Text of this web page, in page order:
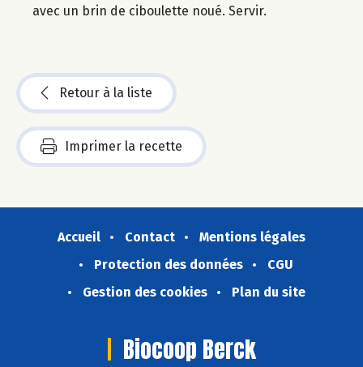
avec un brin de ciboulette noué. Servir.
Retour à la liste
Imprimer la recette
Accueil Contact
Mentions légales
Protection des données
CGU
Gestion des cookies
Plan du site
Biocoop Berck